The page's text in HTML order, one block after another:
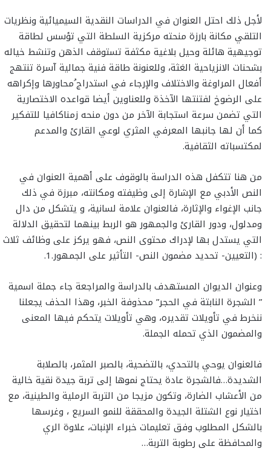
لأجل ذلك احتل العنوان في الدراسات النقدية السيميائية ونظريات
التلقي مكانة بارزة منحته مركزية السلطة التي تؤسس لطاقة
توجيهية هائلة وحيل بلاغية مكثفة تستوقف الذهن وتنشط خياله
بشحنات الانزياحية الغثة، وللعنونة طاقة فنية جمالية آسرة تنتهج
أفعال المراوغة والاختلاف والإرجاء في استدراج ُمحاورها وإكراهه
على الرضوخ لفتنتها الآخذة وللعناوين أيضا قواعده الاختصارية
التي تضمن سرعة استجابة الآخر من دون منحه زمناكافيا للتفكير
كما أن لها جانبها المعرفي المثري لوعي القارئ والمدعم
لمكتسباته الثقافية.
من هنا تتكفل هذه الدراسة بالوقوف على أهمية العنوان في
النص الأدبي مع الإشارة إلى وظيفته ومكانته، مبرزة في ذلك
جانب الإغواء والإثارة، فالعنوان علامة لسانية، و يتشكل من دال
ومدلول، ودور القارئ والجمهور هو الربط بينهما لتحقيق الدلالة
التي يستدل بها لإدراك محتوى النص، فهو يركز على وظائف ثلاث
: (التعيين- تحديد مضمون النص- التأثير على الجمهور.1.
وعنوان الديوان المستهدف بالدراسة والمراجعة جاء جملة اسمية
” الشجرة النابتة في الحجر” محذوفة الخبر، وهذا الحذف يجعلنا
ننخرط في تأويلات تقديره، وهي تأويلات يتحكم فيها المعنى
والمضمون الذي تحمله الجملة.
فالعنوان يوحي بالتحدي، بالتضحية، بالصبر المثمر، بالصلابة
الشديدة…فالشجرة عادة يحتاج نموها إلى تربة جيدة نقية خالية
من الأعشاب الضارة، وتكون مزيجا من التربة الرملية والطينية، مع
اختيار نوع الشتلة الجيدة والمحققة للنمو السريع ، وغرسها
بالشكل المطلوب وفق تعليمات خبراء الإنبات، علاوة الري
والمحافظة على رطوبة التربة…